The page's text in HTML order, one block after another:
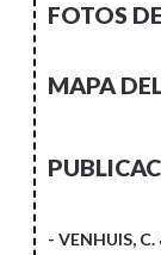
FOTOS
MAPA
- VENHUIS, C.